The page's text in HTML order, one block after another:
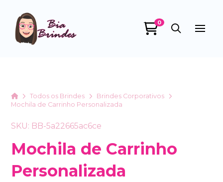
0
HomeTodos os Brindes
Brindes Corporativos
Mochila de Carrinho Personalizada
SKU: BB-5a22665ac6ce
Mochila de Carrinho
Personalizada